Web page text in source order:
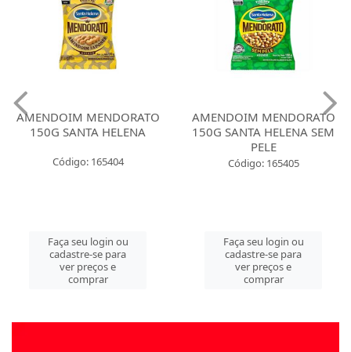
AMENDOIM MENDORATO
150G SANTA HELENA
Código: 165404
Faça seu login ou
cadastre-se para
ver preços e
comprar
AMENDOIM MENDORATO
150G SANTA HELENA SEM
PELE
Código: 165405
Faça seu login ou
cadastre-se para
ver preços e
comprar